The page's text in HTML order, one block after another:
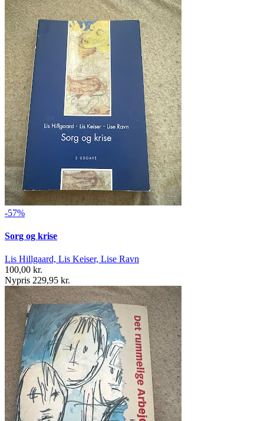
-57%
Sorg og krise
Lis Hillgaard, Lis Keiser, Lise Ravn
100,00 kr.
Nypris 229,95 kr.